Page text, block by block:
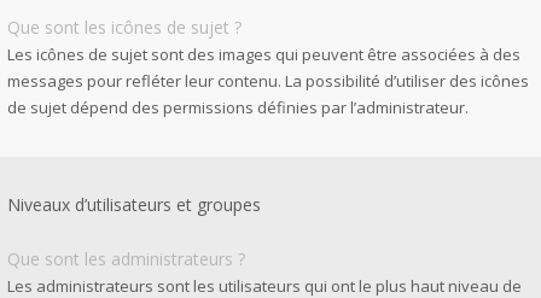
Que sont les icônes de sujet ?
Les icônes de sujet sont des images qui peuvent être associées à des
messages pour refléter leur contenu. La possibilité d’utiliser des icônes
de sujet dépend des permissions définies par l’administrateur.
Niveaux d’utilisateurs et groupes
Que sont les administrateurs ?
Les administrateurs sont les utilisateurs qui ont le plus haut niveau de